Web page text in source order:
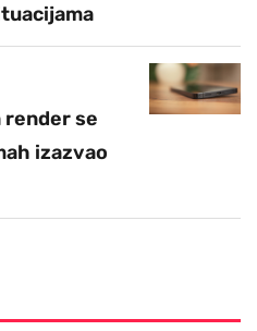
render se
izazvao